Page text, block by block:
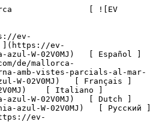
majorce) 

 [ Sprzedaj nieruchomość ](https://ev-mallorca.com/pl/sprzedaj-nieruchomosc-majorce) 

 [ Kontakt ](https://ev-mallorca.com/pl/lokalizacje-biur) 

   [ Moje konto ](https://ev-mallorca.com/pl/moje-konto) 

 [   Zapraszamy do kontaktu pod numerem telefonu +34 971 01 63 55   ](tel:+34971016355) 

             ![Nowy projekt budowlany: Nowoczesny dom w zabudowie bliźniaczej z częściowym widokiem na morze w Bahia Azul-1](https://cdn.ev-mallorca.com/images/properties/85c159d6-255a-4e17-9f90-6220ec180863/dab69747-d495-4b99-b659-3de623def450.jpg?crop=true&crop_gravity=northwest&format=webp&quality=80)  

         ![Nowy projekt budowlany: Nowoczesny dom w zabudowie bliźniaczej z częściowym widokiem na morze w Bahia Azul-2](https://cdn.ev-mallorca.com/images/properties/85c159d6-255a-4e17-9f90-6220ec180863/4b1559ae-1b2f-44d4-8a73-9d39002071b3.jpg?crop=true&crop_gravity=northwest&format=webp&quality=80)  

         ![Nowy projekt budowlany: Nowoczesny dom w zabudowie bliźniaczej z częściowym widokiem na morze w Bahia Azul-3](https://cdn.ev-mallorca.com/images/properties/85c159d6-255a-4e17-9f90-6220ec180863/9b508760-6c27-4b72-9773-522bb4519f47.jpg?crop=true&crop_gravity=northwest&format=webp&quality=80)  

         ![Nowy projekt budowlany: Nowoczesny dom w zabudowie bliźniaczej z częściowym widokiem na morze w Bahia Azul-4](https://cdn.ev-mallorca.com/images/properties/85c159d6-255a-4e17-9f90-6220ec180863/3b27dab6-bb1f-4de8-bbeb-ae18e2d75b5b.jpg?cr